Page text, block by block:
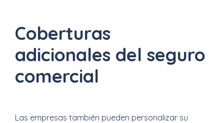
Coberturas
adicionales del seguro
comercial
Las empresas también pueden personalizar su